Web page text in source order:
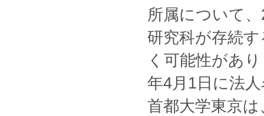
所属について
研究科が存続
く可能性があ
年4月1日に法
首都大学東京